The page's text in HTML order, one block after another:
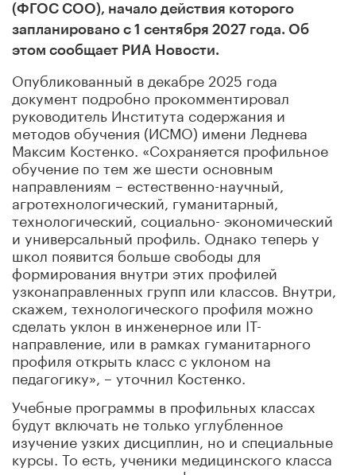
(ФГОС СОО), начало действия которого
запланировано с 1 сентября 2027 года. Об
этом сообщает РИА Новости.
Опубликованный в декабре 2025 года
документ подробно прокомментировал
руководитель Института содержания и
методов обучения (ИСМО) имени Леднева
Максим Костенко. «Сохраняется профильное
обучение по тем же шести основным
направлениям – естественно-научный,
агротехнологический, гуманитарный,
технологический, социально- экономический
и универсальный профиль. Однако теперь у
школ появится больше свободы для
формирования внутри этих профилей
узконаправленных групп или классов. Внутри,
скажем, технологического профиля можно
сделать уклон в инженерное или IT-
направление, или в рамках гуманитарного
профиля открыть класс с уклоном на
педагогику», – уточнил Костенко.
Учебные программы в профильных классах
будут включать не только углубленное
изучение узких дисциплин, но и специальные
курсы. То есть, ученики медицинского класса